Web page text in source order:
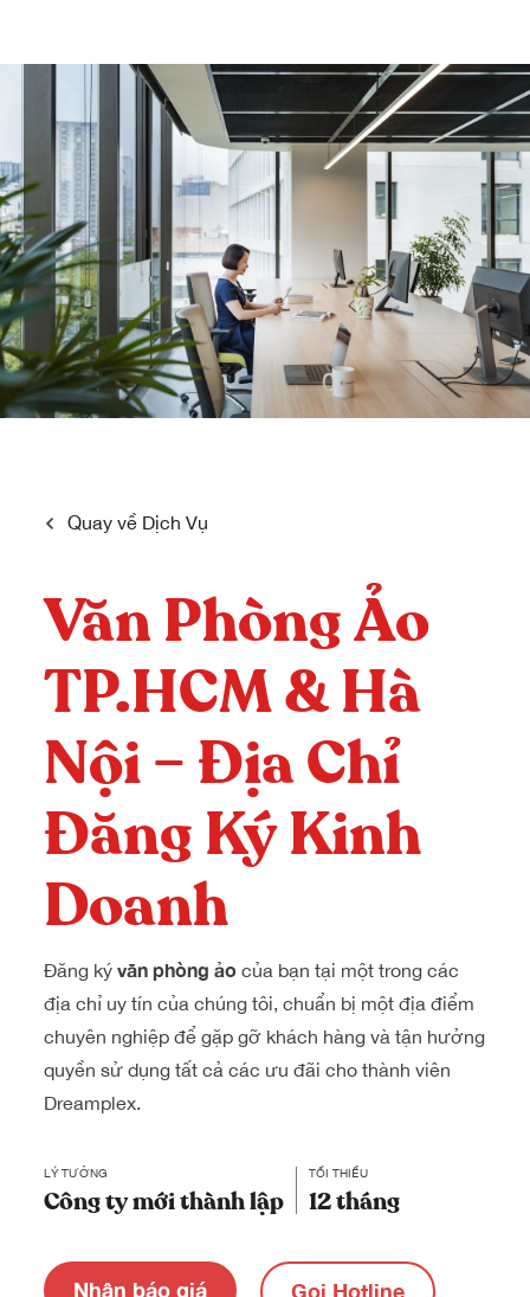
Quay về Dịch Vụ
Văn Phòng Ảo
TP.HCM & Hà
Nội – Địa Chỉ
Đăng Ký Kinh
Doanh
Đăng kývăn phòng ảo của bạn tại một trong các
địa chỉ uy tín của chúng tôi, chuẩn bị một địa điểm
chuyên nghiệp để gặp gỡ khách hàng và tận hưởng
quyền sử dụng tất cả các ưu đãi cho thành viên
Dreamplex.
LÝ TƯỞNG
Công ty mới thành lập
TỐI THIỂU
12 tháng
Nhận báo giá Gọi Hotline